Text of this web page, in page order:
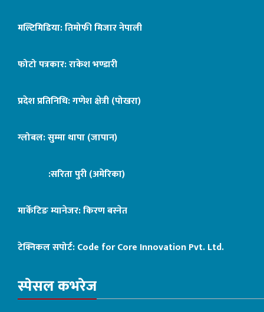
मल्टिमिडिया: तिमोफी मिजार नेपाली
फोटो पत्रकार: राकेश भण्डारी
प्रदेश प्रतिनिधि: गणेश क्षेत्री (पोखरा)
ग्लोबल: सुम्मा थापा (जापान)
:सरिता पुरी (अमेरिका)
मार्केटिङ म्यानेजर: किरण बस्नेत
टेक्निकल सपोर्ट:Code for Core Innovation Pvt. Ltd.
स्पेसल कभरेज